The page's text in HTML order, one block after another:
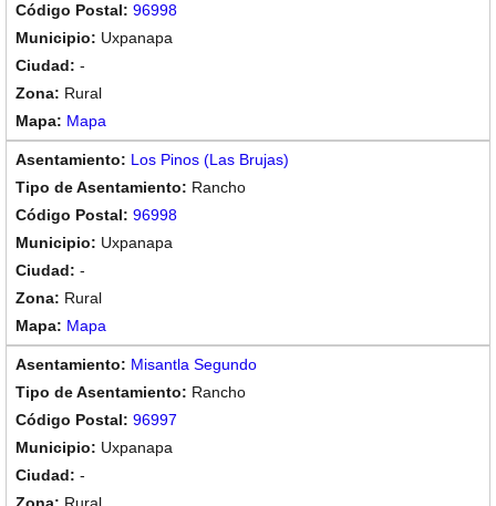
96998
Uxpanapa
-
Rural
Mapa
Los Pinos (Las Brujas)
Rancho
96998
Uxpanapa
-
Rural
Mapa
Misantla Segundo
Rancho
96997
Uxpanapa
-